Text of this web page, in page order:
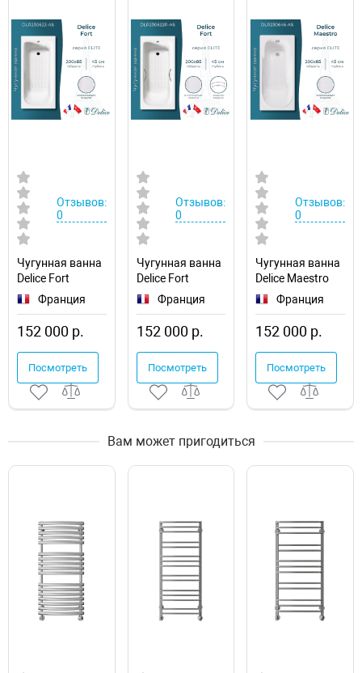
Отзывов:
0
Чугунная ванна
Delice Fort
200х85
DLR230622-AS
Франция
152 000 р.
Посмотреть
Отзывов:
0
Чугунная ванна
Delice Fort
200х85
DLR230622R-AS
Франция
152 000 р.
Посмотреть
Отзывов:
0
Чугунная ванна
Delice Maestro
200х85
DLR230646-AS
Франция
152 000 р.
Посмотреть
Вам может пригодиться